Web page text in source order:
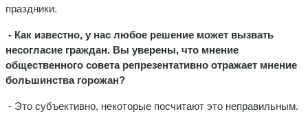
праздники.
- Как известно, у нас любое решение может вызвать
несогласие граждан. Вы уверены, что мнение
общественного совета репрезентативно отражает мнение
большинства горожан?
- Это субъективно, некоторые посчитают это неправильным.